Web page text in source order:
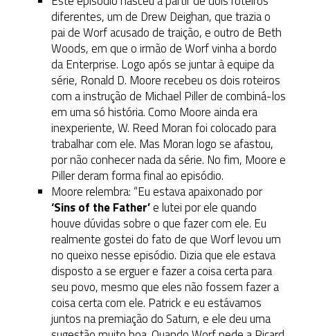
diferentes, um de Drew Deighan, que trazia o
pai de Worf acusado de traição, e outro de Beth
Woods, em que o irmão de Worf vinha a bordo
da Enterprise. Logo após se juntar à equipe da
série, Ronald D. Moore recebeu os dois roteiros
com a instrução de Michael Piller de combiná-los
em uma só história. Como Moore ainda era
inexperiente, W. Reed Moran foi colocado para
trabalhar com ele. Mas Moran logo se afastou,
por não conhecer nada da série. No fim, Moore e
Piller deram forma final ao episódio.
Moore relembra: “Eu estava apaixonado por
‘Sins of the Father’e lutei por ele quando
houve dúvidas sobre o que fazer com ele. Eu
realmente gostei do fato de que Worf levou um
no queixo nesse episódio. Dizia que ele estava
disposto a se erguer e fazer a coisa certa para
seu povo, mesmo que eles não fossem fazer a
coisa certa com ele. Patrick e eu estávamos
juntos na premiação do Saturn, e ele deu uma